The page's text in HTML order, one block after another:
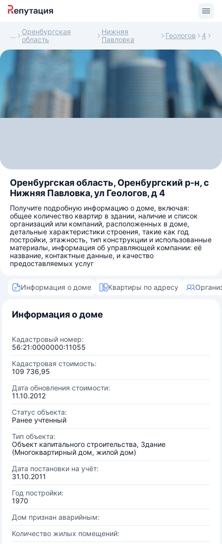
Оренбургская
область
Нижняя
Павловка
Геологов 4
Оренбургская область, Оренбургский р-н, с
Нижняя Павловка, ул Геологов, д 4
Получите подробную информацию о доме, включая:
общее количество квартир в здании, наличие и список
организаций или компаний, расположенных в доме,
детальные характеристики строения, такие как год
постройки, этажность, тип конструкции и использованные
материалы, информация об управляющей компании: её
название, контактные данные, и качество
предоставляемых услуг
Информация о доме Квартиры по адресу
Информация о доме
Кадастровый номер:
56:21:0000000:11055
Кадастровая стоимость:
109 736,95
Дата обновления стоимости:
11.10.2012
Статус объекта:
Ранее учтенный
Тип объекта:
Объект капитального строительства, Здание
(Многоквартирный дом, жилой дом)
Дата постановки на учёт:
31.10.2011
Год постройки:
1970
Дом признан аварийным:
Количество жилых помещений: